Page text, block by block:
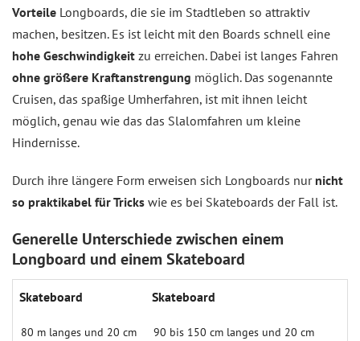
Vorteile Longboards, die sie im Stadtleben so attraktiv
machen, besitzen. Es ist leicht mit den Boards schnell eine
hohe Geschwindigkeit zu erreichen. Dabei ist langes Fahren
ohne größere Kraftanstrengung möglich. Das sogenannte
Cruisen, das spaßige Umherfahren, ist mit ihnen leicht
möglich, genau wie das das Slalomfahren um kleine
Hindernisse.
Durch ihre längere Form erweisen sich Longboards nur nicht
so praktikabel für Tricks wie es bei Skateboards der Fall ist.
Generelle Unterschiede zwischen einem
Longboard und einem Skateboard
Skateboard Skateboard
80 m langes und 20 cm
90 bis 150 cm langes und 20 cm